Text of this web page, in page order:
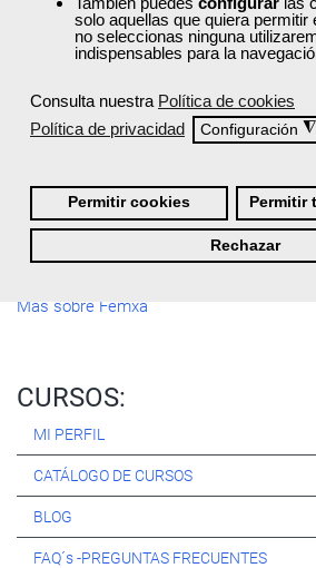
solo aquellas que quiera permitir
no seleccionas ninguna
indispensables para la
Consulta nuestra Política de cookies
Política de privacidad
Configuración ◮
Permitir cookies Permitir
Rechazar
Quiénes Somos:
conseguir tus metas profesionales
cursosdel momento. ¿Te apuntas?
Más sobre Femxa
CURSOS:
MI PERFIL
CATÁLOGO DE CURSOS
BLOG
FAQ´s -PREGUNTAS FRECUENTES